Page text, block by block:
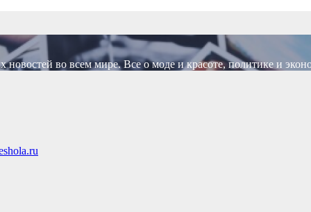
во всем мире. Все о моде и красоте, политике и